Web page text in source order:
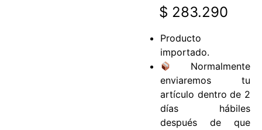
$ 283.290
Producto
importado.
Normalmente
enviaremos tu
artículo dentro de 2
días hábiles
después de que